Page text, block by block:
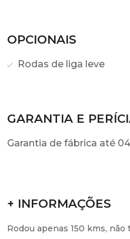
OPCIONAIS
Rodas de liga leve
GARANTIA E
Garantia de fábrica até
+ INFORMAÇÕES
Rodou apenas 150 kms,